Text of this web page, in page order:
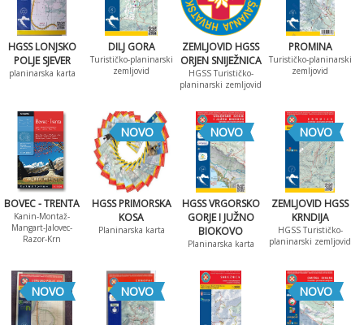
HGSS LONJSKO
POLJE SJEVER
planinarska karta
DILJ GORA
Turističko-planinarski
zemljovid
ZEMLJOVID HGSS
ORJEN SNIJEŽNICA
HGSS Turističko-
planinarski zemljovid
PROMINA
Turističko-planinarski
zemljovid
BOVEC - TRENTA
Kanin-Montaž-
Mangart-Jalovec-
Razor-Krn
NOVO
HGSS PRIMORSKA
KOSA
Planinarska karta
NOVO
HGSS VRGORSKO
GORJE I JUŽNO
BIOKOVO
Planinarska karta
NOVO
ZEMLJOVID HGSS
KRNDIJA
HGSS Turističko-
planinarski zemljovid
NOVO NOVO NOVO